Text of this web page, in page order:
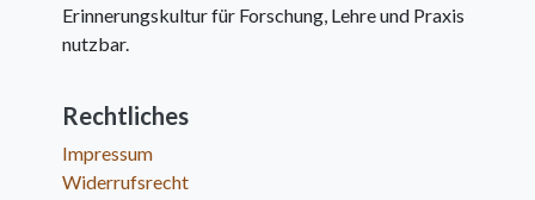
Erinnerungskultur für Forschung, Lehre und Praxis
nutzbar.
Rechtliches
Impressum
Widerrufsrecht